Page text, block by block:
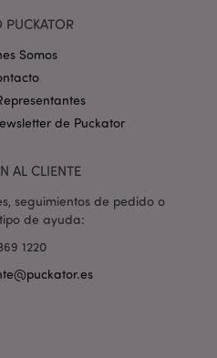
PUCKATOR
Somos
de Puckator
AL CLIENTE
seguimientos de pedido o
de ayuda:
1220
Política de privacidad de